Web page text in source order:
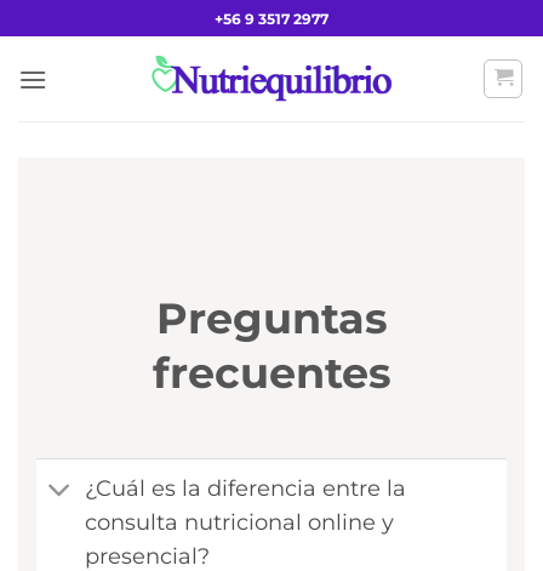
al
contenido
+56 9 3517 2977
Preguntas
frecuentes
¿Cuál es la diferencia entre la
consulta nutricional online y
presencial?